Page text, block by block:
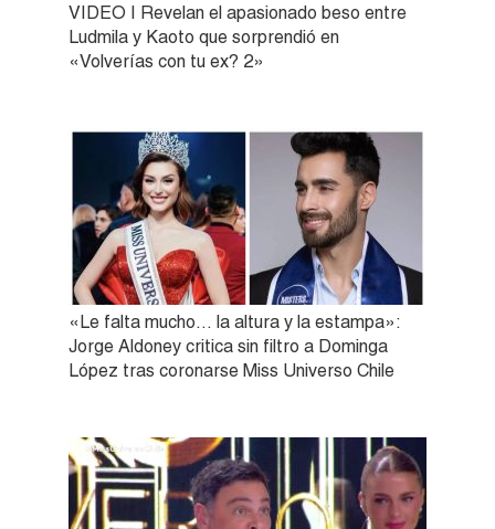
VIDEO | Revelan el apasionado beso entre
Ludmila y Kaoto que sorprendió en
«Volverías con tu ex? 2»
«Le falta mucho… la altura y la estampa»:
Jorge Aldoney critica sin filtro a Dominga
López tras coronarse Miss Universo Chile